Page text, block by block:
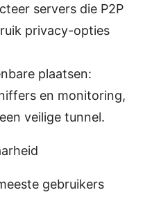
servers die P2P
privacy-opties
plaatsen:
en monitoring,
veilige tunnel.
gebruikers